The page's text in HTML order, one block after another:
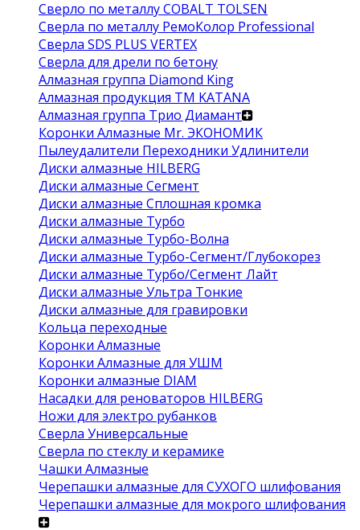
Сверло по металлу COBALT TOLSEN
Сверла по металлу РемоКолор Professional
Сверла SDS PLUS VERTEX
Сверла для дрели по бетону
Алмазная группа Diamond King
Алмазная продукция ТМ KATANA
Алмазная группа Трио Диамант
Коронки Алмазные Mr. ЭКОНОМИК
Пылеудалители Переходники Удлинители
Диски алмазные HILBERG
Диски алмазные Сегмент
Диски алмазные Сплошная кромка
Диски алмазные Турбо
Диски алмазные Турбо-Волна
Диски алмазные Турбо-Сегмент/Глубокорез
Диски алмазные Турбо/Сегмент Лайт
Диски алмазные Ультра Тонкие
Диски алмазные для гравировки
Кольца переходные
Коронки Алмазные
Коронки Алмазные для УШМ
Коронки алмазные DIAM
Насадки для реноваторов HILBERG
Ножи для электро рубанков
Сверла Универсальные
Сверла по стеклу и керамике
Чашки Алмазные
Черепашки алмазные для СУХОГО шлифования
Черепашки алмазные для мокрого шлифования